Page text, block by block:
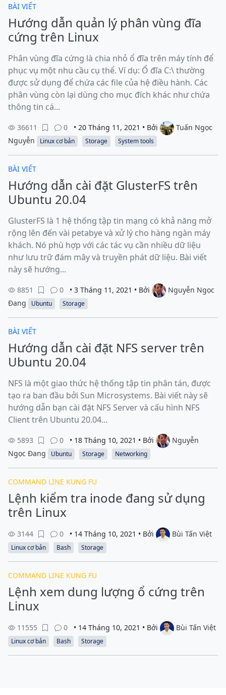
BÀI VIẾT
Hướng dẫn quản lý phân vùng đĩa
cứng trên Linux
Phân vùng đĩa cứng là chia nhỏ ổ đĩa trên máy tính để
phục vụ một nhu cầu cụ thể. Ví dụ: Ổ đĩa C:\ thường
được sử dụng để chứa các file của hệ điều hành. Các
phân vùng còn lại dùng cho mục đích khác như chứa
thông tin cá...
36611 0 • 20 Tháng 11, 2021 • Bởi
Tuấn Ngọc
Nguyễn
Linux cơ bản Storage System tools
BÀI VIẾT
Hướng dẫn cài đặt GlusterFS trên
Ubuntu 20.04
GlusterFS là 1 hệ thống tập tin mạng có khả năng mở
rộng lên đến vài petabye và xử lý cho hàng ngàn máy
khách. Nó phù hợp với các tác vụ cần nhiều dữ liệu
như lưu trữ đám mây và truyền phát dữ liệu. Bài viết
này sẽ hướng...
8851 0 • 3 Tháng 11, 2021 • Bởi
Nguyễn Ngọc
Đang
Ubuntu Storage
BÀI VIẾT
Hướng dẫn cài đặt NFS server trên
Ubuntu 20.04
NFS là một giao thức hệ thống tập tin phân tán, được
tạo ra ban đầu bởi Sun Microsystems. Bài viết này sẽ
hướng dẫn bạn cài đặt NFS Server và cấu hình NFS
Client trên Ubuntu 20.04...
5893 0 • 18 Tháng 10, 2021 • Bởi
Nguyễn
Ngọc Đang
Ubuntu Storage Networking
COMMAND LINE KUNG FU
Lệnh kiểm tra inode đang sử dụng
trên Linux
3144 0 • 14 Tháng 10, 2021 • Bởi Bùi Tấn Việt
Linux cơ bản Bash Storage
COMMAND LINE KUNG FU
Lệnh xem dung lượng ổ cứng trên
Linux
11555 0 • 14 Tháng 10, 2021 • Bởi Bùi Tấn Việt
Linux cơ bản Bash Storage